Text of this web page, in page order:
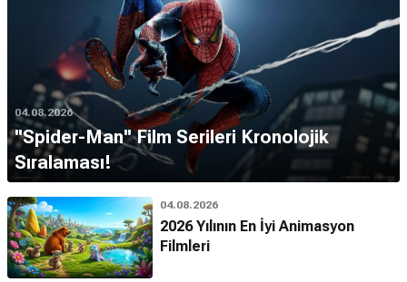
04.08.2026
''Spider-Man'' Film Serileri Kronolojik
Sıralaması!
04.08.2026
2026 Yılının En İyi Animasyon
Filmleri